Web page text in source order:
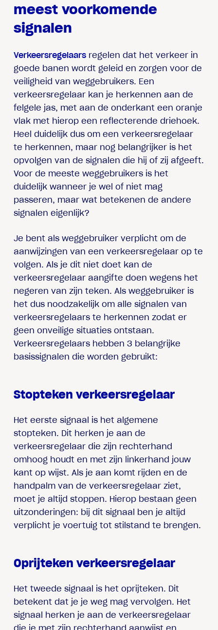
meest voorkomende
signalen
Verkeersregelaars regelen dat het verkeer in
goede banen wordt geleid en zorgen voor de
veiligheid van weggebruikers. Een
verkeersregelaar kan je herkennen aan de
felgele jas, met aan de onderkant een oranje
vlak met hierop een reflecterende driehoek.
Heel duidelijk dus om een verkeersregelaar
te herkennen, maar nog belangrijker is het
opvolgen van de signalen die hij of zij afgeeft.
Voor de meeste weggebruikers is het
duidelijk wanneer je wel of niet mag
passeren, maar wat betekenen de andere
signalen eigenlijk?
Je bent als weggebruiker verplicht om de
aanwijzingen van een verkeersregelaar op te
volgen. Als je dit niet doet kan de
verkeersregelaar aangifte doen wegens het
negeren van zijn teken. Als weggebruiker is
het dus noodzakelijk om alle signalen van
verkeersregelaars te herkennen zodat er
geen onveilige situaties ontstaan.
Verkeersregelaars hebben 3 belangrijke
basissignalen die worden gebruikt:
Stopteken verkeersregelaar
Het eerste signaal is het algemene
stopteken. Dit herken je aan de
verkeersregelaar die zijn rechterhand
omhoog houdt en met zijn linkerhand jouw
kant op wijst. Als je aan komt rijden en de
handpalm van de verkeersregelaar ziet,
moet je altijd stoppen. Hierop bestaan geen
uitzonderingen: bij dit signaal ben je altijd
verplicht je voertuig tot stilstand te brengen.
Oprijteken verkeersregelaar
Het tweede signaal is het oprijteken. Dit
betekent dat je je weg mag vervolgen. Het
signaal herken je aan de verkeersregelaar
die je met zijn rechterhand aanwijst en